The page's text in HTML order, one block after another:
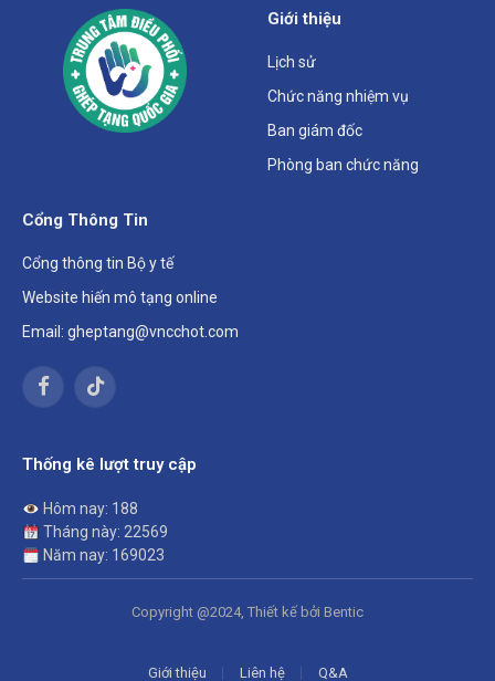
Giới thiệu
Lịch sử
Chức năng nhiệm vụ
Ban giám đốc
Phòng ban chức năng
Cổng Thông Tin
Cổng thông tin Bộ y tế
Website hiến mô tạng online
Email: gheptang@vncchot.com
FacebookTikTok
Thống kê lượt truy cập
Hôm nay: 188
Tháng này: 22569
Năm nay: 169023
Copyright @2024, Thiết kế bởi Bentic
Giới thiệu Liên hệ Q&A